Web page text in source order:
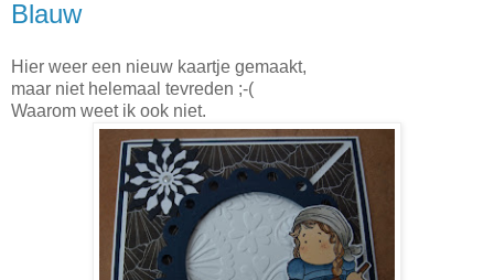
Blauw
Hier weer een nieuw kaartje gemaakt,
maar niet helemaal tevreden ;-(
Waarom weet ik ook niet.